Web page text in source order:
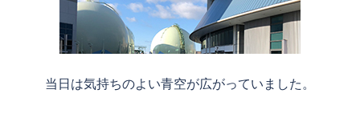
当日は気持ちのよい青空が広がっていました。